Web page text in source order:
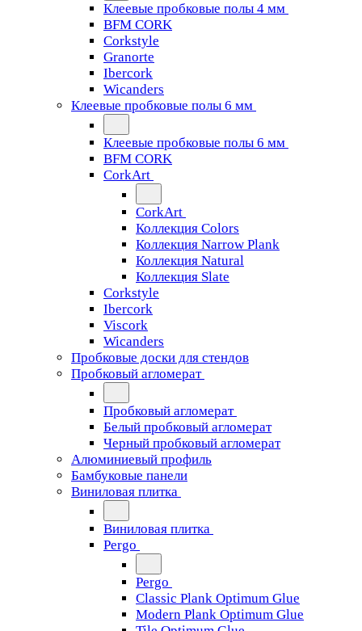
Клеевые пробковые полы 4 мм
BFM CORK
Corkstyle
Granorte
Ibercork
Wicanders
Клеевые пробковые полы 6 мм
Клеевые пробковые полы 6 мм
BFM CORK
CorkArt
CorkArt
Коллекция Colors
Коллекция Narrow Plank
Коллекция Natural
Коллекция Slate
Corkstyle
Ibercork
Viscork
Wicanders
Пробковые доски для стендов
Пробковый агломерат
Пробковый агломерат
Белый пробковый агломерат
Черный пробковый агломерат
Алюминиевый профиль
Бамбуковые панели
Виниловая плитка
Виниловая плитка
Pergo
Pergo
Classic Plank Optimum Glue
Modern Plank Optimum Glue